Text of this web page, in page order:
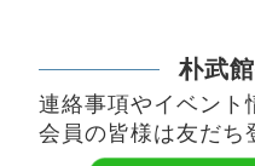
朴武
連絡事項やイベント
会員の皆様は友だち